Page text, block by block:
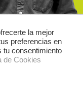
la mejor
preferencias en
tu consentimiento
de Cookies